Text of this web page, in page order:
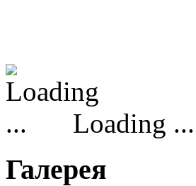
Loading ...
Галерея